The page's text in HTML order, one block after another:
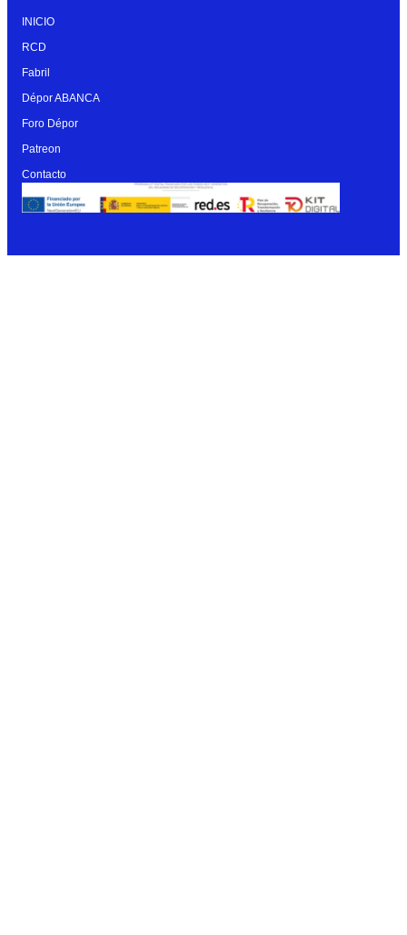
INICIO
RCD
Fabril
Dépor ABANCA
Foro Dépor
Patreon
Contacto